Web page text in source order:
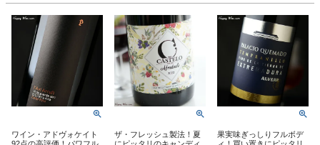
ワイン・アドヴォケイト
ザ・フレッシュ製法！夏
果実味ぎっしりフルボデ